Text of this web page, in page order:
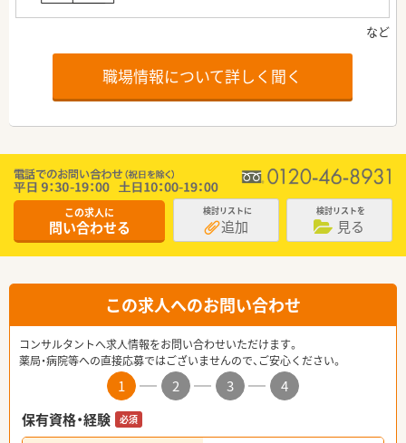
職場情報について詳しく聞く
この求人に
問い合わせる
検討リストに
追加
検討リストを
見る
この求人へのお問い合わせ
コンサルタントへ求人情報をお問い合わせいただけます。
薬局・病院等への直接応募ではございませんので、ご安心ください。
1 2 3
4
保有資格・経験
必須